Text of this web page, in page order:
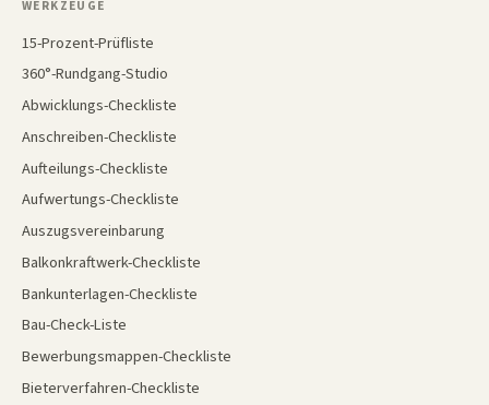
WERKZEUGE
15-Prozent-Prüfliste
360°-Rundgang-Studio
Abwicklungs-Checkliste
Anschreiben-Checkliste
Aufteilungs-Checkliste
Aufwertungs-Checkliste
Auszugsvereinbarung
Balkonkraftwerk-Checkliste
Bankunterlagen-Checkliste
Bau-Check-Liste
Bewerbungsmappen-Checkliste
Bieterverfahren-Checkliste